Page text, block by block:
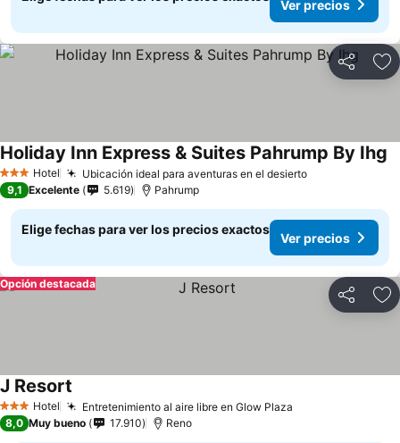
Ver precios
Compartir
3 Estrellas
Hotel Ubicación ideal para aventuras en el desierto
Holiday Inn Express & Suites Pahrump By Ihg
9,1 Excelente 5.619 Pahrump
Elige fechas para ver los precios exactos
Ver precios
Compartir
Opción destacada
3 Estrellas
Hotel Entretenimiento al aire libre en Glow Plaza
J Resort
8,0 Muy bueno 17.910 Reno